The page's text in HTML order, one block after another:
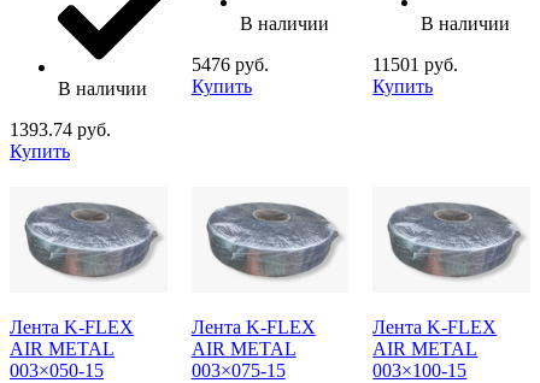
В наличии
1393.74 руб.
Купить
В наличии
5476 руб.
Купить
В наличии
11501 руб.
Купить
Лента K-FLEX
AIR METAL
003×050-15
Лента K-FLEX
AIR METAL
003×075-15
Лента K-FLEX
AIR METAL
003×100-15